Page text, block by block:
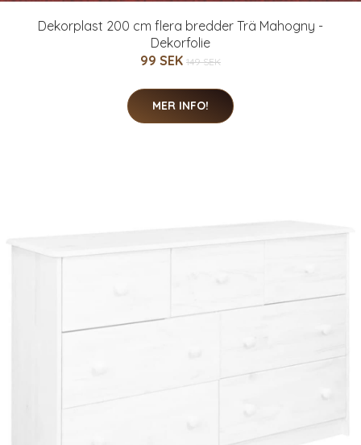
Dekorplast 200 cm flera bredder Trä Mahogny -
Dekorfolie
99 SEK 149 SEK
MER INFO!